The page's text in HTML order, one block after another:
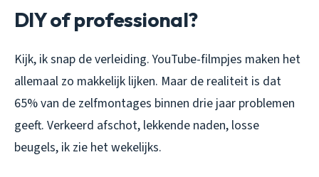
DIY of professional?
Kijk, ik snap de verleiding. YouTube-filmpjes maken het
allemaal zo makkelijk lijken. Maar de realiteit is dat
65% van de zelfmontages binnen drie jaar problemen
geeft. Verkeerd afschot, lekkende naden, losse
beugels, ik zie het wekelijks.